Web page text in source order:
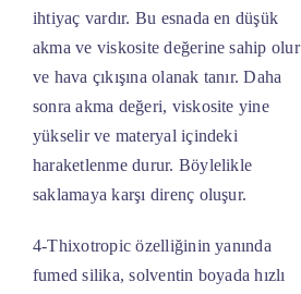
ihtiyaç vardır. Bu esnada en düşük
akma ve viskosite değerine sahip olur
ve hava çıkışına olanak tanır. Daha
sonra akma değeri, viskosite yine
yükselir ve materyal içindeki
haraketlenme durur. Böylelikle
saklamaya karşı direnç oluşur.
4-Thixotropic özelliğinin yanında
fumed silika, solventin boyada hızlı